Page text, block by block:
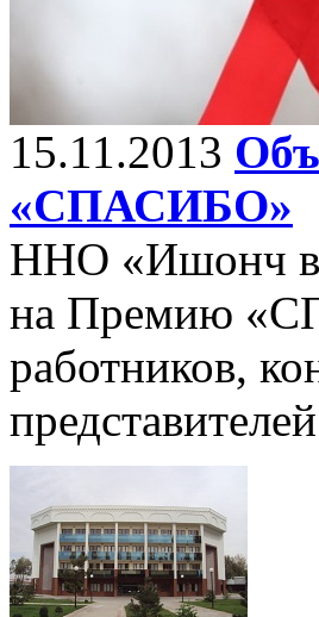
15.11.2013
«СПАСИБО»
ННО «Ишонч ва
на Премию
работников,